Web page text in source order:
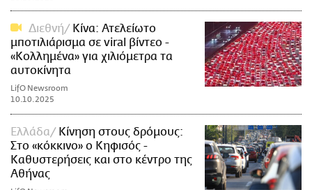
Διεθνή
Kίνα: Ατελείωτο
μποτιλιάρισμα σε viral βίντεο -
«Κολλημένα» για χιλιόμετρα τα
αυτοκίνητα
LifO Newsroom
10.10.2025
Ελλάδα
Κίνηση στους δρόμους:
Στο «κόκκινο» ο Κηφισός -
Καθυστερήσεις και στο κέντρο της
Αθήνας